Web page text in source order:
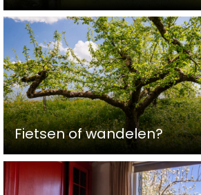
Fietsen of wandelen?